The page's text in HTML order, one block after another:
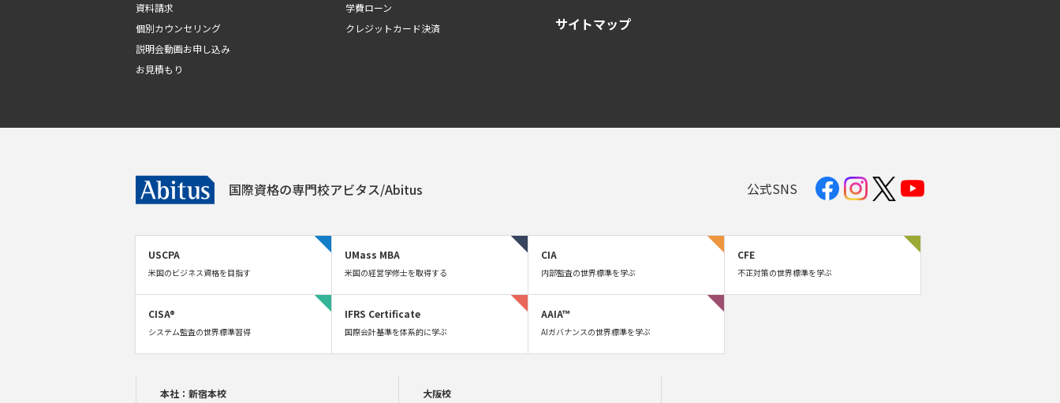
資料請求
個別カウンセリング
説明会動画お申し込み
お見積もり
学費ローン
クレジットカード決済
サイトマップ
国際資格の専門校アビタス/Abitus 公式SNS
USCPA
米国のビジネス資格を目指す
UMass MBA
米国の経営学修士を取得する
CIA
内部監査の世界標準を学ぶ
CFE
不正対策の世界標準を学ぶ
CISA®
システム監査の世界標準習得
IFRS Certificate
国際会計基準を体系的に学ぶ
AAIA™
AIガバナンスの世界標準を学ぶ
本社：新宿本校 大阪校